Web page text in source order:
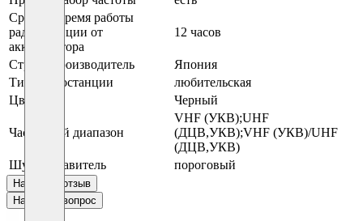
Среднее время работы
радиостанции от
аккумулятора
12 часов
Страна производитель
Япония
Тип радиостанции
любительская
Цвет
Черный
Частотный диапазон
VHF (УКВ);UHF
(ДЦВ,УКВ);VHF (УКВ)/UHF
(ДЦВ,УКВ)
Шумоподавитель
пороговый
Написать отзыв
Написать вопрос